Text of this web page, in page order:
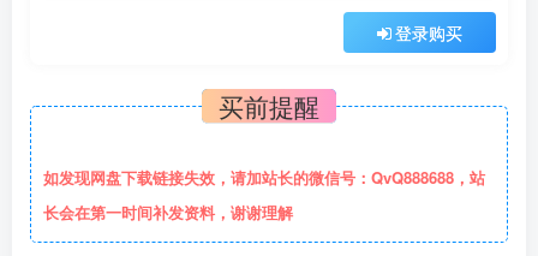
登录购买
买前提醒
如发现网盘下载链接失效，请加站长的微信号：QvQ888688，站
长会在第一时间补发资料，谢谢理解